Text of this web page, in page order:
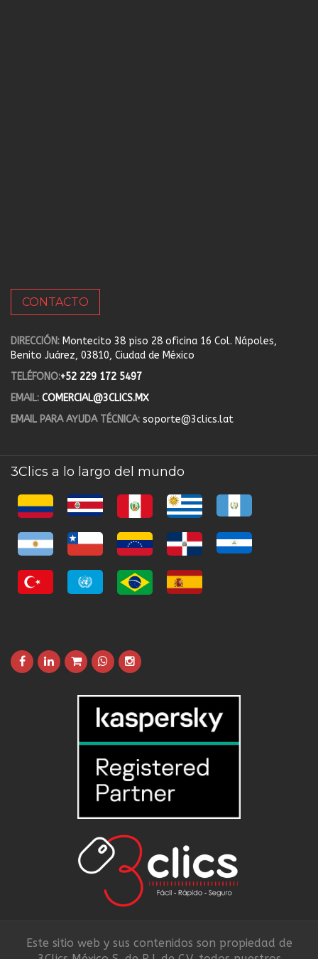
CONTACTO
DIRECCIÓN: Montecito 38 piso 28 oficina 16 Col. Nápoles,
Benito Juárez, 03810, Ciudad de México
TELÉFONO:+52 229 172 5497
EMAIL: COMERCIAL@3CLICS.MX
EMAIL PARA AYUDA TÉCNICA: soporte@3clics.lat
3Clics a lo largo del mundo
Este sitio web y sus contenidos son propiedad de